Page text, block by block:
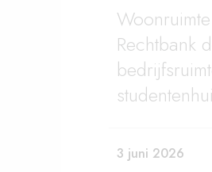
Rechtbank
3 juni 2026